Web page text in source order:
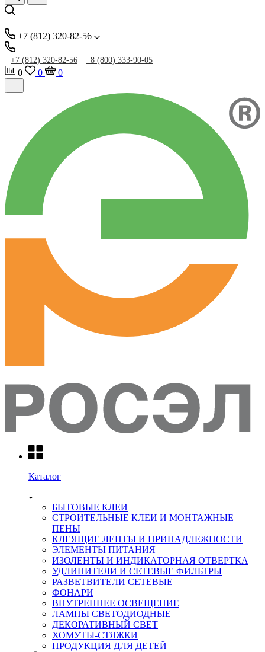
+7 (812) 320-82-56
+7 (812) 320-82-56 8 (800) 333-90-05
0 0 0
Каталог
БЫТОВЫЕ КЛЕИ
СТРОИТЕЛЬНЫЕ КЛЕИ И МОНТАЖНЫЕ
ПЕНЫ
КЛЕЯЩИЕ ЛЕНТЫ И ПРИНАДЛЕЖНОСТИ
ЭЛЕМЕНТЫ ПИТАНИЯ
ИЗОЛЕНТЫ И ИНДИКАТОРНАЯ ОТВЕРТКА
УДЛИНИТЕЛИ И СЕТЕВЫЕ ФИЛЬТРЫ
РАЗВЕТВИТЕЛИ СЕТЕВЫЕ
ФОНАРИ
ВНУТРЕННЕЕ ОСВЕЩЕНИЕ
ЛАМПЫ СВЕТОДИОДНЫЕ
ДЕКОРАТИВНЫЙ СВЕТ
ХОМУТЫ-СТЯЖКИ
ПРОДУКЦИЯ ДЛЯ ДЕТЕЙ